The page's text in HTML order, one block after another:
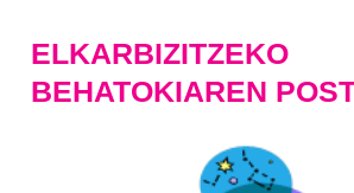
ELKARBIZITZEKO
BEHATOKIAREN